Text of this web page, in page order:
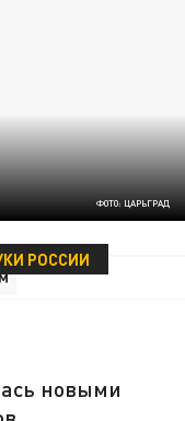
ФОТО: ЦАРЬГРАД
РОССИИ
новыми